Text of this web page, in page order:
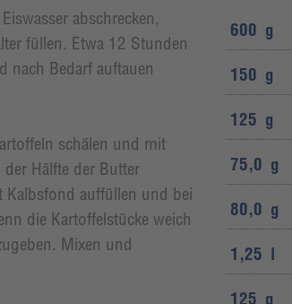
600 g
150 g
125 g
75,0 g
80,0 g
1,25 l
125 g
abschrecken,
füllen. Etwa 12 Stunden
nach Bedarf auftauen
schälen und mit
Hälfte der Butter
Kalbsfond auffüllen und bei
die Kartoffelstücke weich
Mixen und